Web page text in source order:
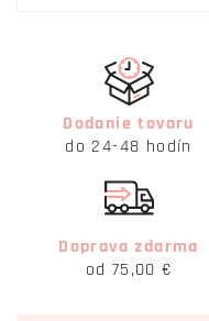
Dodanie tovaru
do 24-48 hodín
Doprava zdarma
od 75,00 €